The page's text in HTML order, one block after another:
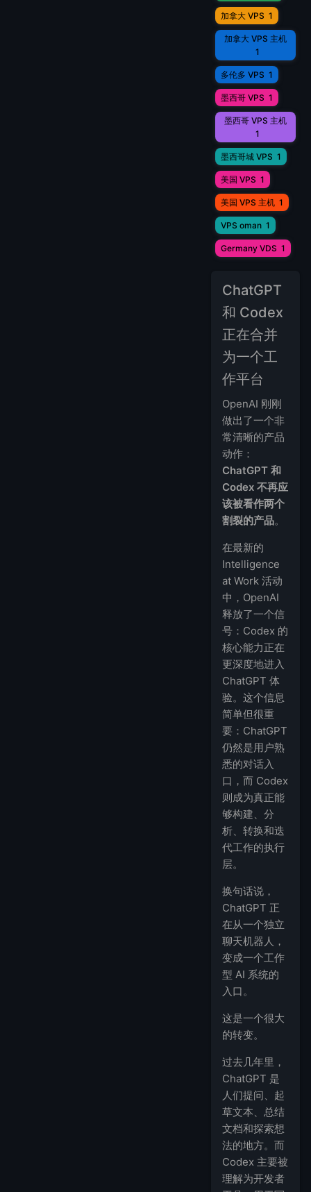
加拿大 VPS 1
加拿大 VPS 主机
1
多伦多 VPS 1
墨西哥 VPS 1
墨西哥 VPS 主机
1
墨西哥城 VPS 1
美国 VPS 1
美国 VPS 主机 1
VPS oman 1
Germany VDS 1
ChatGPT
和 Codex
正在合并
为一个工
作平台
OpenAI 刚刚
做出了一个非
常清晰的产品
动作：
ChatGPT 和
Codex 不再应
该被看作两个
割裂的产品。
在最新的
Intelligence
at Work 活动
中，OpenAI
释放了一个信
号：Codex 的
核心能力正在
更深度地进入
ChatGPT 体
验。这个信息
简单但很重
要：ChatGPT
仍然是用户熟
悉的对话入
口，而 Codex
则成为真正能
够构建、分
析、转换和迭
代工作的执行
层。
换句话说，
ChatGPT 正
在从一个独立
聊天机器人，
变成一个工作
型 AI 系统的
入口。
这是一个很大
的转变。
过去几年里，
ChatGPT 是
人们提问、起
草文本、总结
文档和探索想
法的地方。而
Codex 主要被
理解为开发者